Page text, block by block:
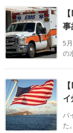
事
5
の
バ
た